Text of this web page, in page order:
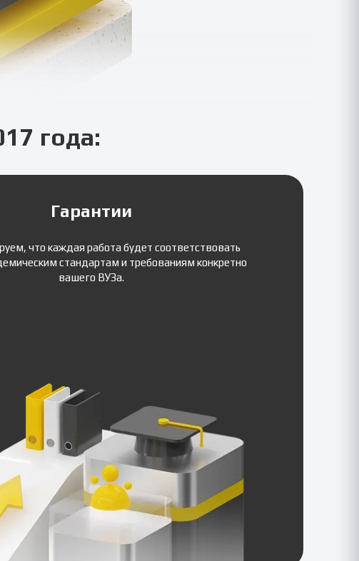
года:
Гарантии
что каждая работа будет соответствовать
стандартам и требованиям конкретно
вашего ВУЗа.